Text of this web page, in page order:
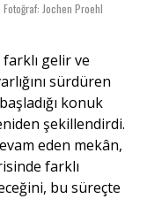
Jochen Proehl
farklı gelir ve
sürdüren
konuk
şekillendirdi.
eden mekân,
farklı
bu süreçte